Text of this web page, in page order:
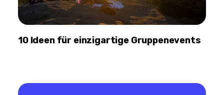
10 Ideen für einzigartige Gruppenevents